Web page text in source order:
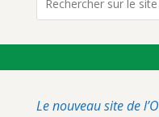
Le nouveau site de